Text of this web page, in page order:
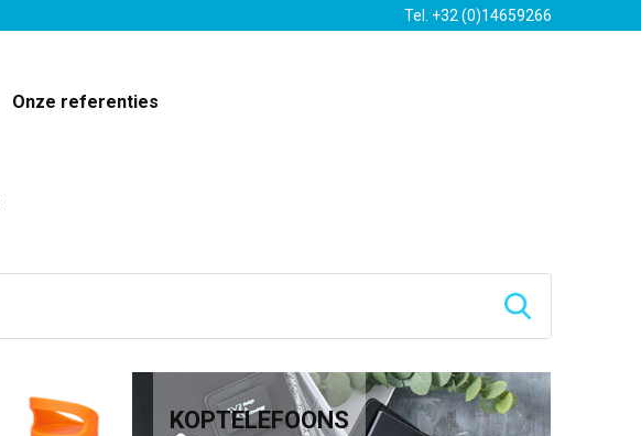
Tel. +32 (0)14659266
Onze referenties
KOPTELEFOONS